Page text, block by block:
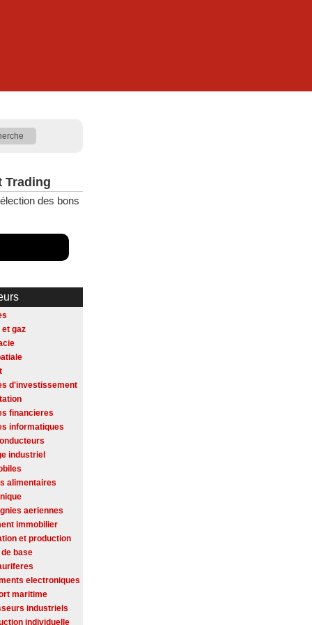
Trading
des bons
et gaz
d'investissement
financieres
informatiques
industriel
alimentaires
aeriennes
immobilier
et production
base
electroniques
maritime
industriels
individuelle